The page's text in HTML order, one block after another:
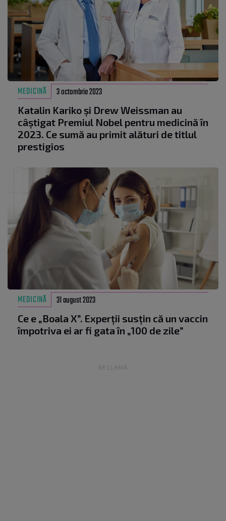
MEDICINĂ 3 octombrie 2023
Katalin Kariko şi Drew Weissman au
câștigat Premiul Nobel pentru medicină în
2023. Ce sumă au primit alături de titlul
prestigios
MEDICINĂ 31 august 2023
Ce e „Boala X”. Experții susțin că un vaccin
împotriva ei ar fi gata în „100 de zile”
RECLAMĂ